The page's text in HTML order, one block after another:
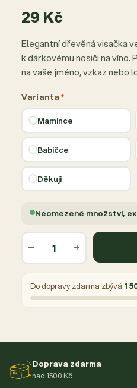
29 Kč
Elegantní dřevěná visačka
k dárkovému nosiči na
na vaše jméno, vzkaz nebo
Varianta*
Mamince
Babičce
Děkuji
Neomezené množství,
− +
Do dopravy zdarma zbývá 1
Doprava zdarma
nad 1500 Kč